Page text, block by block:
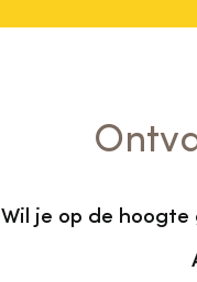
Wil je op de